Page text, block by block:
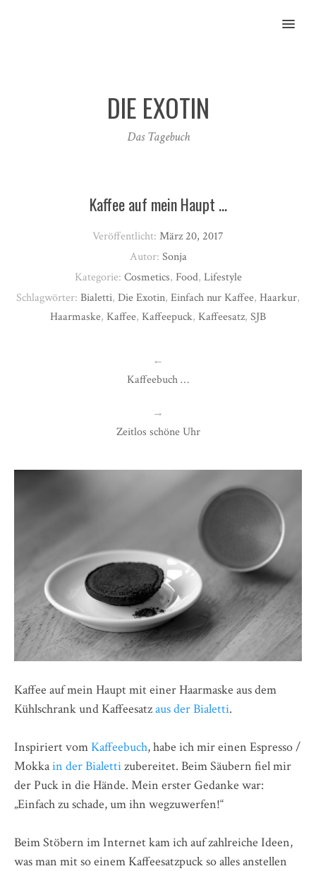
MENU
DIE EXOTIN
Das Tagebuch
Kaffee auf mein Haupt mit einer Haarmaske aus dem
Kühlschrank und Kaffeesatzaus der Bialetti.
Inspiriert vomKaffeebuch, habe ich mir einen Espresso /
Mokkain der Bialettizubereitet. Beim Säubern fiel mir
der Puck in die Hände. Mein erster Gedanke war:
„Einfach zu schade, um ihn wegzuwerfen!“
Beim Stöbern im Internet kam ich auf zahlreiche Ideen,
was man mit so einem Kaffeesatzpuck so alles anstellen
Kaffee auf mein Haupt …
Veröffentlicht: März 20, 2017
Autor: Sonja
Kategorie: Cosmetics, Food, Lifestyle
Schlagwörter: Bialetti, Die Exotin, Einfach nur Kaffee, Haarkur,
Haarmaske, Kaffee, Kaffeepuck, Kaffeesatz, SJB
←
Kaffeebuch …
→
Zeitlos schöne Uhr